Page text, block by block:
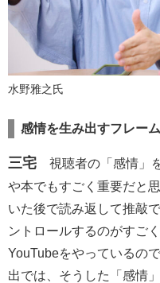
水野雅之氏
感情を生み出すフレー
三宅 視聴者の「感情」
や本でもすごく重要だと
いた後で読み返して推敲
ントロールするのがすご
YouTubeをやっているの
出では、そうした「感情